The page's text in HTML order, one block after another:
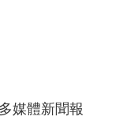
媒體新聞報